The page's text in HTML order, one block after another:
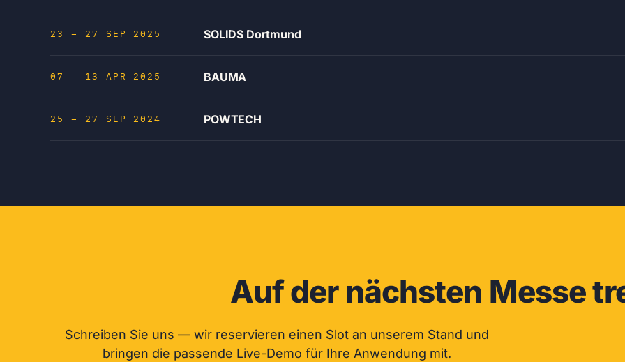
23 – 27 SEP 2025 SOLIDS Dortmund
07 – 13 APR 2025 BAUMA
25 – 27 SEP 2024 POWTECH
Auf der nächsten Messe
Schreiben Sie uns — wir reservieren einen Slot an unserem Stand und
bringen die passende Live-Demo für Ihre Anwendung mit.